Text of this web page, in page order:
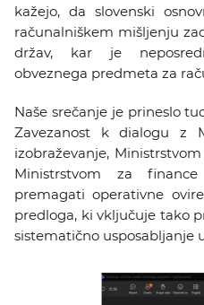
GALERIJA
Želimo
kažejo, da slovenski
računalniškem mišljenju
držav, kar je
obveznega predmeta za
Naše srečanje je prineslo
Zavezanost k dialogu z
izobraževanje,
Ministrstvom za
premagati operativne
predloga, ki vključuje tako
sistematično usposabljanje